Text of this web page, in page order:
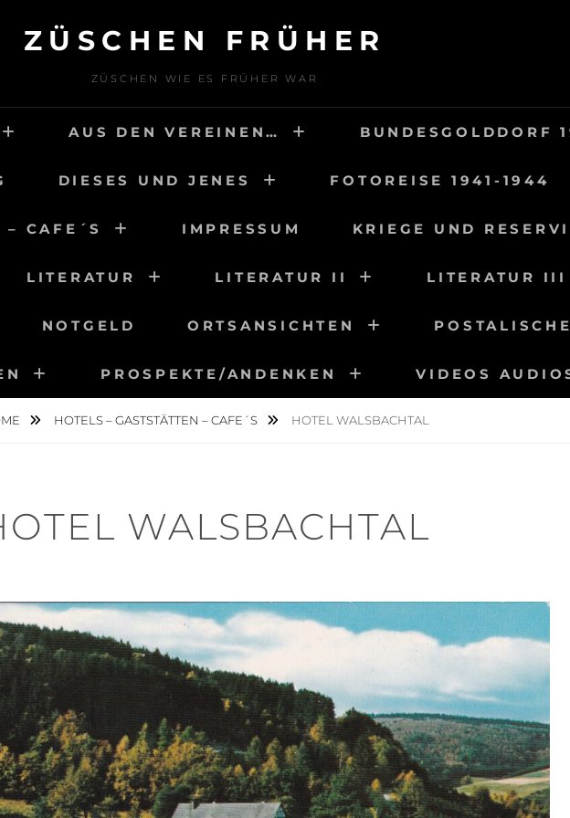
ZÜSCHEN FRÜHER
ZÜSCHEN WIE ES FRÜHER WAR
AUS DEN VEREINEN… BUNDESGOLDDORF
DIESES UND JENES FOTOREISE 1941-1944
– CAFE´S IMPRESSUM KRIEGE UND
LITERATUR LITERATUR II LITERATUR III
NOTGELD ORTSANSICHTEN
PROSPEKTE/ANDENKEN VIDEOS
HOTELS – GASTSTÄTTEN – CAFE´S HOTEL WALSBACHTAL
WALSBACHTAL